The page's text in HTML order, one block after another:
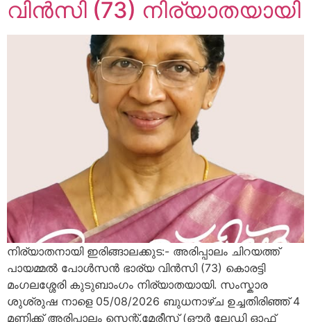
വിൻസി (73) നിര്യാതയായി
നിര്യാതനായി ഇരിങ്ങാലക്കുട:- അരിപ്പാലം ചിറയത്ത്
പായമ്മൽ പോൾസൻ ഭാര്യ വിൻസി (73) കൊരട്ടി
മംഗലശ്ശേരി കുടുബാംഗം നിര്യാതയായി. സംസ്കാര
ശുശ്രുഷ നാളെ 05/08/2026 ബുധനാഴ്ച ഉച്ചതിരിഞ്ഞ് 4
മണിക്ക് അരിപ്പാലം സെന്റ്.മേരീസ്‌ (ഔർ ലേഡി ഓഫ്